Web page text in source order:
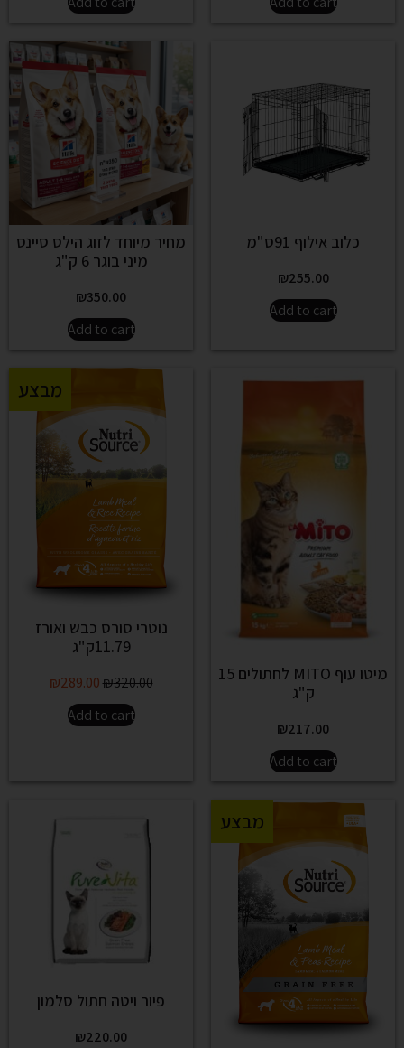
כלוב אילוף 91ס"מ
₪255.00
Add to cart
מחיר מיוחד לזוג הילס סיינס
מיני בוגר 6 ק"ג
₪350.00
Add to cart
מיטו עוף MITO לחתולים 15
ק"ג
₪217.00
Add to cart
מבצע
נוטרי סורס כבש ואורז
11.79ק"ג
₪320.00
₪289.00
Add to cart
מבצע
פיור ויטה חתול סלמון
₪220.00